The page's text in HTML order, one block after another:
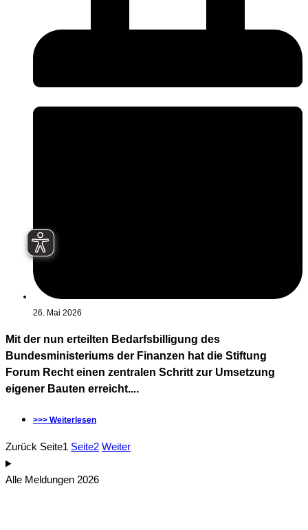
26. Mai 2026
Mit der nun erteilten Bedarfsbilligung des
Bundesministeriums der Finanzen hat die Stiftung
Forum Recht einen zentralen Schritt zur Umsetzung
eigener Bauten erreicht....
>>> Weiterlesen
Zurück Seite1 Seite2 Weiter
Alle Meldungen 2026